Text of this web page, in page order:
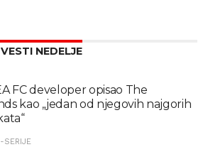
NEDELJE
FC developer opisao The
kao „jedan od njegovih najgorih
SERIJE